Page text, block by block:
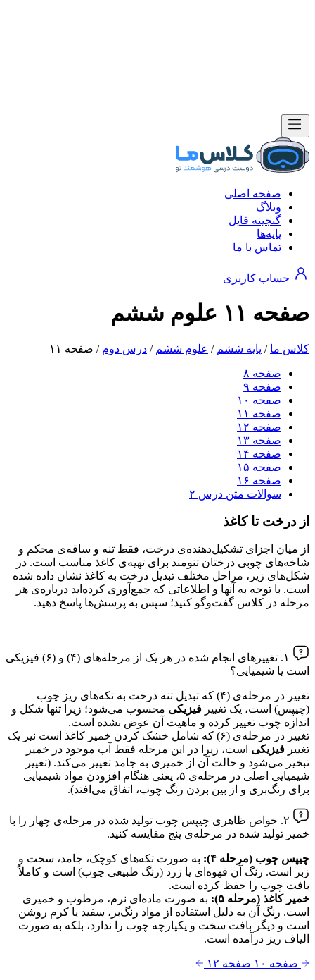
صفحه اصلی
وبلاگ
گنجینه فایل
پایه‌ها
تماس با ما
حساب کاربری
صفحه ۱۱ علوم ششم
کلاس ما / پایه ششم / علوم ششم / درس دوم / صفحه ۱۱
صفحه ۸
صفحه ۹
صفحه ۱۰
صفحه ۱۱
صفحه ۱۲
صفحه ۱۳
صفحه ۱۴
صفحه ۱۵
صفحه ۱۶
سوالات متن درس ۲
از درخت تا کاغذ
از میان اجزای تشکیل‌دهنده‌ی درخت، فقط تنه و ساقه‌ی محکم و
شاخه‌های چوبی درختان تنومند برای تهیه‌ی کاغذ مناسب است. در
شکل‌های زیر، مراحل مختلف تبدیل درخت به کاغذ نشان داده شده
است. با توجه به آنها و اطلاعاتی که جمع‌آوری کرده‌اید درباره‌ی هر
مرحله در کلاس گفت‌وگو کنید؛ سپس به پرسش‌ها پاسخ دهید.
۱. تغییرهای انجام شده در هر یک از مرحله‌های (۴) و (۶) فیزیکی
است یا شیمیایی؟
تغییر در مرحله‌ی (۴) که تبدیل تنه درخت به تکه‌های ریز چوب
(چیپس) است، یک تغییر فیزیکی محسوب می‌شود؛ زیرا تنها شکل و
اندازه چوب تغییر کرده و ماهیت آن عوض نشده است.
تغییر در مرحله‌ی (۶) که شامل خشک کردن خمیر کاغذ است نیز یک
تغییر فیزیکی است، زیرا در این مرحله فقط آب موجود در خمیر
تبخیر می‌شود و حالت آن از خمیری به جامد تغییر می‌کند. (تغییر
شیمیایی اصلی در مرحله‌ی ۵، یعنی هنگام افزودن مواد شیمیایی
برای رنگ‌بری و از بین بردن رنگ چوب، اتفاق می‌افتد).
۲. خواص ظاهری چیپس چوب تولید شده در مرحله‌ی چهار را با
خمیر تولید شده در مرحله‌ی پنج مقایسه کنید.
چیپس چوب (مرحله ۴):
به صورت تکه‌های کوچک، جامد، سخت و
زبر است. رنگ آن قهوه‌ای یا زرد (رنگ طبیعی چوب) است و کاملاً
بافت چوب را حفظ کرده است.
خمیر کاغذ (مرحله ۵):
به صورت ماده‌ای نرم، مرطوب و خمیری
است. رنگ آن به دلیل استفاده از مواد رنگ‌بر، سفید یا کرم روشن
است و دیگر بافت سخت و یکپارچه چوب را ندارد، بلکه به صورت
الیاف ریز درآمده است.
صفحه ۱۰ صفحه ۱۲